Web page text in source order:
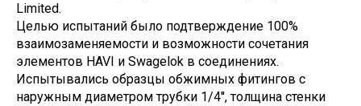
Limited.
Целью испытаний было подтверждение 100%
взаимозаменяемости и возможности сочетания
элементов HAVI и Swagelok в соединениях.
Испытывались образцы обжимных фитингов с
наружным диаметром трубки 1/4'', толщина стенки